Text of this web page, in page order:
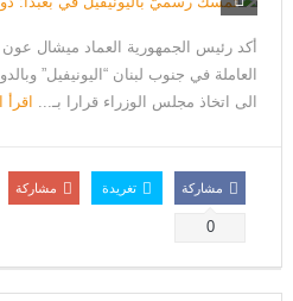
أكد رئيس الجمهورية العماد ميشال عون
العاملة في جنوب لبنان “اليونيفيل”
الى اتخاذ مجلس الوزراء قرارا بـ...
اقرأ
مشاركة
0
تغريدة مشاركة